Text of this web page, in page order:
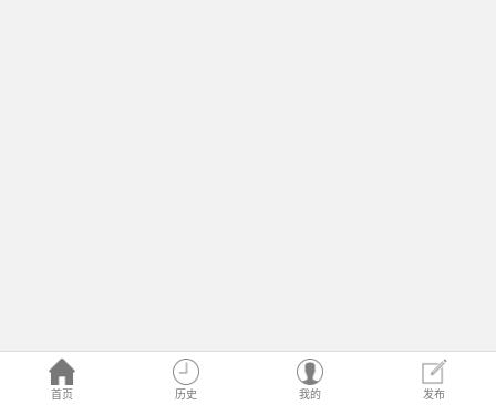
首页 历史 我的 发布